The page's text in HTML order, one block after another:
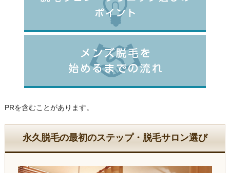
PRを含むことがあります。
永久脱毛の最初のステップ・脱毛サロン選び